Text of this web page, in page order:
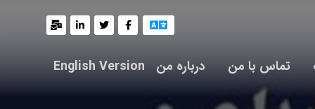
تماس با من درباره من English Version